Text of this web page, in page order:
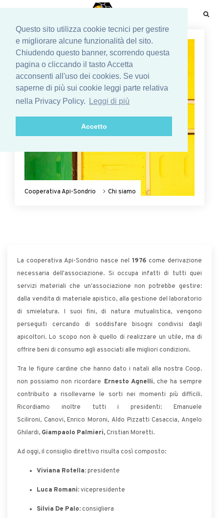
Questo sito utilizza cookie tecnici per gestire
e migliorare alcune funzionalità del sito.
Chiudendo questo banner, scorrendo questa
pagina o cliccando il tasto Accetta
acconsenti all'uso dei cookies. Se vuoi
saperne di più sui cookie leggi parte relativa
nella Privacy Policy.
Leggi di più
Accetto
Cooperativa Api-Sondrio Chi siamo
La cooperativa Api-Sondrio nasce nel 1976 come derivazione
necessaria dell'associazione. Si occupa infatti di tutti quei
servizi materiali che un'associazione non potrebbe gestire:
dalla vendita di materiale apistico, alla gestione del laboratorio
di smielatura. I suoi fini, di natura mutualistica, vengono
perseguiti cercando di soddisfare bisogni condivisi dagli
apicoltori. Lo scopo non è quello di realizzare un utile, ma di
offrire beni di consumo agli associati alle migliori condizioni.
Tra le figure cardine che hanno dato i natali alla nostra Coop.
non possiamo non ricordare Ernesto Agnelli, che ha sempre
contribuito a risollevarne le sorti nei momenti più difficili.
Ricordiamo inoltre tutti i presidenti: Emanuele
Scilironi, Canovi, Enrico Moroni, Aldo Pizzatti Casaccia, Angelo
Ghilardi, Giampaolo Palmieri, Cristian Moretti.
Ad oggi, il consiglio direttivo risulta così composto:
Viviana Rotella: presidente
Luca Romani: vicepresidente
Silvia De Palo: consigliera